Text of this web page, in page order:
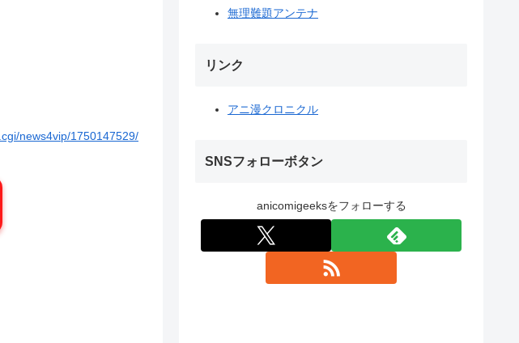
news4vip/1750147529/
無理難題アンテナ
リンク
アニ漫クロニクル
SNSフォローボタン
anicomigeeksをフォローする